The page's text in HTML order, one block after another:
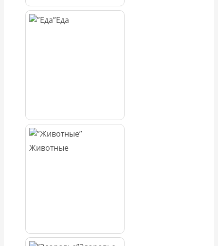
Еда
Животные